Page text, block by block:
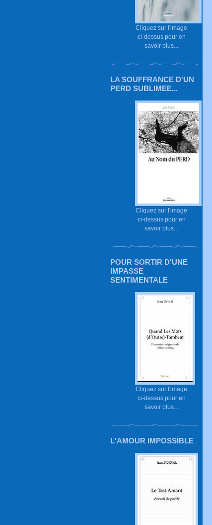
Cliquez sur l'image
ci-dessus pour en
savoir plus...
LA SOUFFRANCE D'UN
PERD SUBLIMEE...
Cliquez sur l'image
ci-dessus pour en
savoir plus...
POUR SORTIR D'UNE
IMPASSE
SENTIMENTALE
Cliquez sur l'image
ci-dessus pour en
savoir plus...
L'AMOUR IMPOSSIBLE